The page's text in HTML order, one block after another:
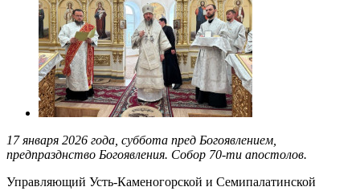
17 января 2026 года, суббота пред Богоявлением,
предпразднство Богоявления. Собор 70-ти апостолов.
Управляющий Усть-Каменогорской и Семипалатинской